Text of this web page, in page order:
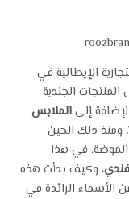
الإيطالية في
الجلدية
إلىالملابس
، ومنذ ذلك الحين
الموضة. في هذا
فندي، وكيف بدأت هذه
الأسماء الرائدة في